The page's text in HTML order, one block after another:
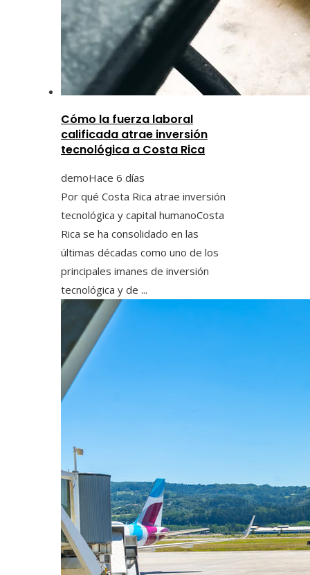
Cómo la fuerza laboral
calificada atrae inversión
tecnológica a Costa Rica
demoHace 6 días
Por qué Costa Rica atrae inversión
tecnológica y capital humanoCosta
Rica se ha consolidado en las
últimas décadas como uno de los
principales imanes de inversión
tecnológica y de ...